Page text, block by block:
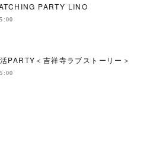
PARTY LINO
PARTY＜吉祥寺ラブストーリー＞